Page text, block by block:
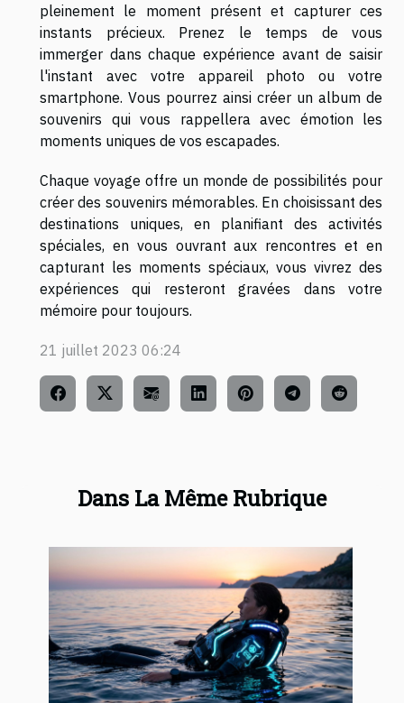
Dans La Même Rubrique
pleinement le moment présent et capturer ces
instants précieux. Prenez le temps de vous
immerger dans chaque expérience avant de saisir
l'instant avec votre appareil photo ou votre
smartphone. Vous pourrez ainsi créer un album de
souvenirs qui vous rappellera avec émotion les
moments uniques de vos escapades.
Chaque voyage offre un monde de possibilités pour
créer des souvenirs mémorables. En choisissant des
destinations uniques, en planifiant des activités
spéciales, en vous ouvrant aux rencontres et en
capturant les moments spéciaux, vous vivrez des
expériences qui resteront gravées dans votre
mémoire pour toujours.
21 juillet 2023 06:24